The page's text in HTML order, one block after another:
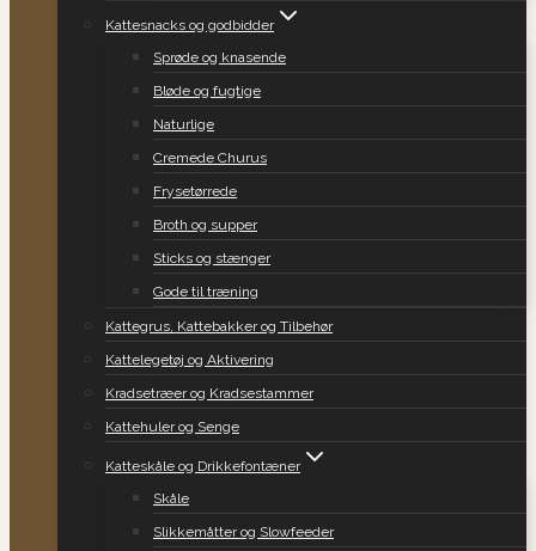
Kattesnacks og godbidder
Sprøde og knasende
Bløde og fugtige
Naturlige
Cremede Churus
Frysetørrede
Broth og supper
Sticks og stænger
Gode til træning
Kattegrus, Kattebakker og Tilbehør
Kattelegetøj og Aktivering
Kradsetræer og Kradsestammer
Kattehuler og Senge
Katteskåle og Drikkefontæner
Skåle
Slikkemåtter og Slowfeeder